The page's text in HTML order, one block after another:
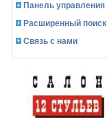
Панель управления
Расширенный поиск
Связь с нами